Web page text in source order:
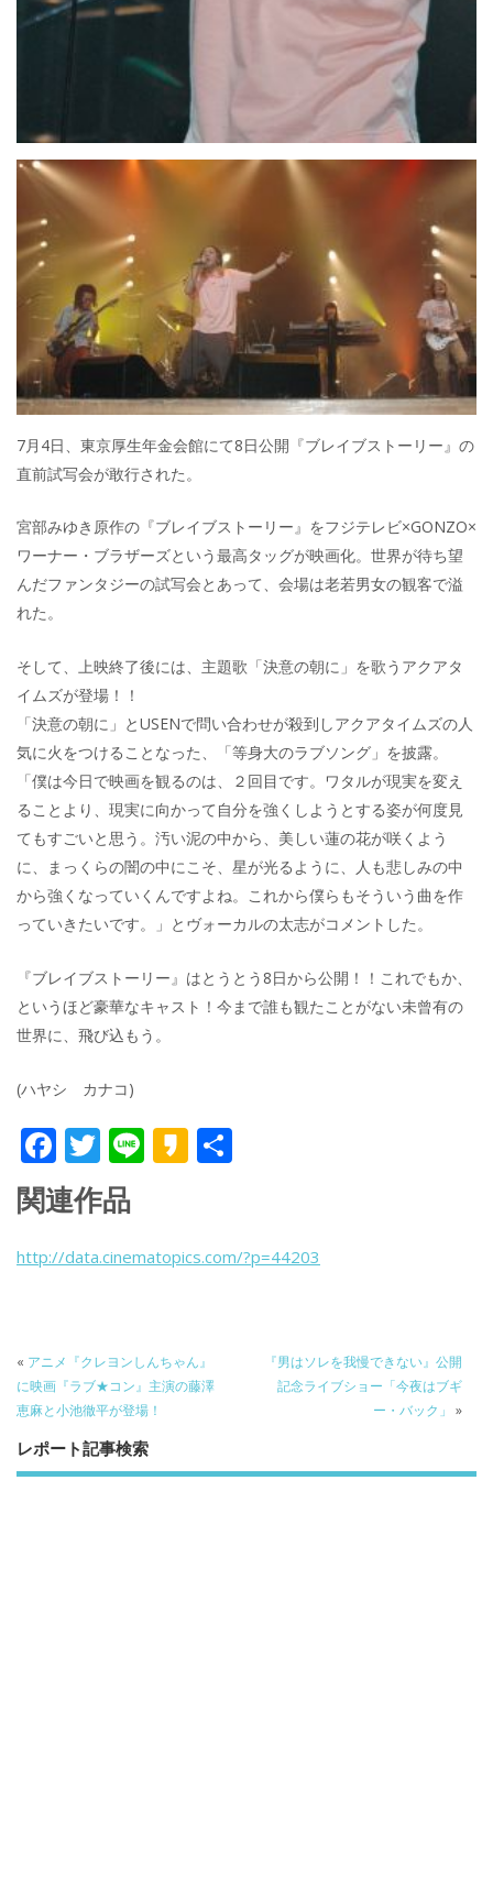
7月4日、東京厚生年金会館にて8日公開『ブレイブストーリー』の
直前試写会が敢行された。
宮部みゆき原作の『ブレイブストーリー』をフジテレビ×GONZO×
ワーナー・ブラザーズという最高タッグが映画化。世界が待ち望
んだファンタジーの試写会とあって、会場は老若男女の観客で溢
れた。
そして、上映終了後には、主題歌「決意の朝に」を歌うアクアタ
イムズが登場！！
「決意の朝に」とUSENで問い合わせが殺到しアクアタイムズの人
気に火をつけることなった、「等身大のラブソング」を披露。
「僕は今日で映画を観るのは、２回目です。ワタルが現実を変え
ることより、現実に向かって自分を強くしようとする姿が何度見
てもすごいと思う。汚い泥の中から、美しい蓮の花が咲くよう
に、まっくらの闇の中にこそ、星が光るように、人も悲しみの中
から強くなっていくんですよね。これから僕らもそういう曲を作
っていきたいです。」とヴォーカルの太志がコメントした。
『ブレイブストーリー』はとうとう8日から公開！！これでもか、
というほど豪華なキャスト！今まで誰も観たことがない未曾有の
世界に、飛び込もう。
(ハヤシ カナコ)
F
ac
e
b
k
T
w
itt
er
Li K
a
関連作品
http://data.cinematopics.com/?p=44203
« アニメ『クレヨンしんちゃん』
に映画『ラブ★コン』主演の藤澤
恵麻と小池徹平が登場！
『男はソレを我慢できない』公開
記念ライブショー「今夜はブギ
ー・バック」 »
レポート記事検索